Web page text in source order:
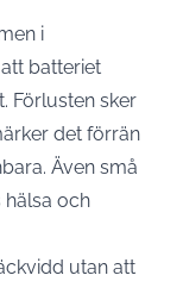
i
batteriet
Förlusten sker
det förrän
Även små
och
utan att